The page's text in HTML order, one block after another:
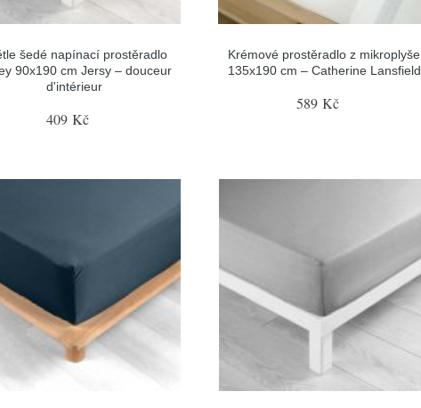
šedé napínací prostěradlo
90x190 cm Jersy – douceur
d'intérieur
409 Kč
Krémové prostěradlo z mikroplyše
135x190 cm – Catherine Lansfield
589 Kč